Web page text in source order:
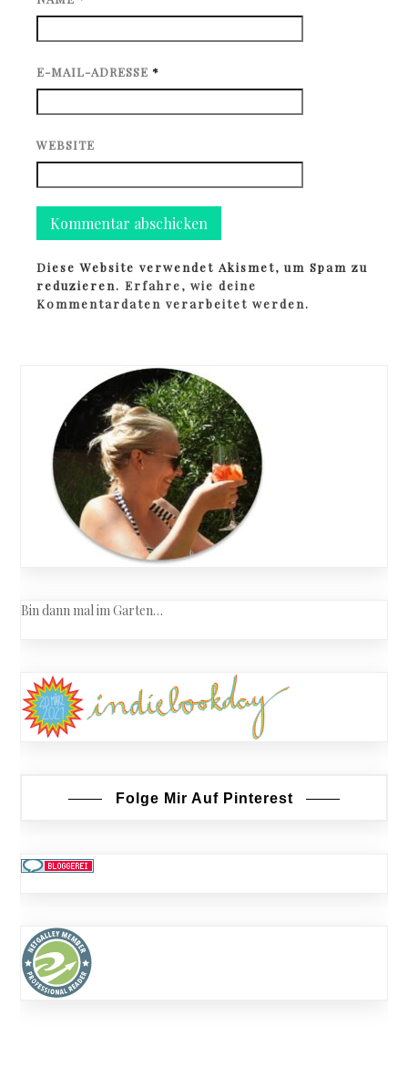
E-MAIL-ADRESSE *
WEBSITE
Diese Website verwendet Akismet, um Spam zu
reduzieren.Erfahre, wie deine
Kommentardaten verarbeitet werden.
Bin dann mal im Garten…
Folge Mir Auf Pinterest